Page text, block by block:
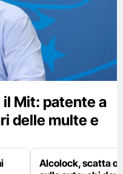
Mit: patente a
delle multe e
Alcolock, scatta